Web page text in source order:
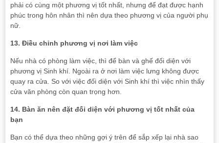
phải có cùng một phương vị tốt nhất, nhưng để đạt được hạnh
phúc trong hôn nhân thì nên dựa theo phương vị của người phụ
nữ.
13. Điều chỉnh phương vị nơi làm việc
Nếu nhà có phòng làm việc, thì để bàn và ghế đối diện với
phương vị Sinh khí. Ngoài ra ở nơi làm việc lưng không được
quay ra cửa. So với việc đối diện với Sinh khí thì việc nhìn thấy
cửa văn phòng còn quan trọng hơn.
14. Bàn ăn nên đặt đối diện với phương vị tốt nhất của
bạn
Bạn có thể dựa theo những gợi ý trên để sắp xếp lại nhà sao